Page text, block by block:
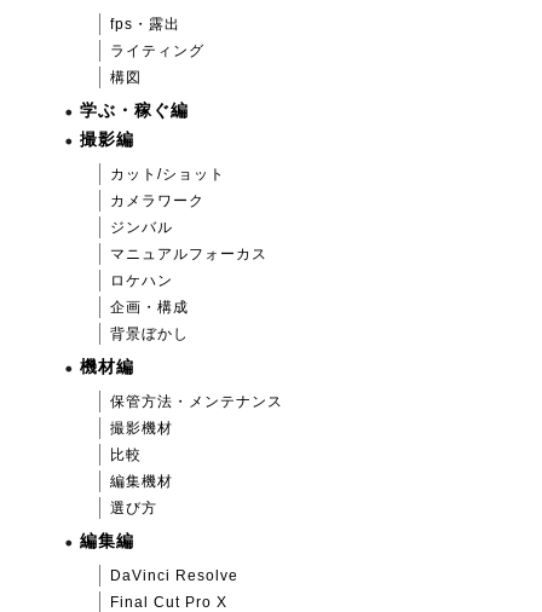
fps・露出
ライティング
構図
学ぶ・稼ぐ編
撮影編
カット/ショット
カメラワーク
ジンバル
マニュアルフォーカス
ロケハン
企画・構成
背景ぼかし
機材編
保管方法・メンテナンス
撮影機材
比較
編集機材
選び方
編集編
DaVinci Resolve
Final Cut Pro X